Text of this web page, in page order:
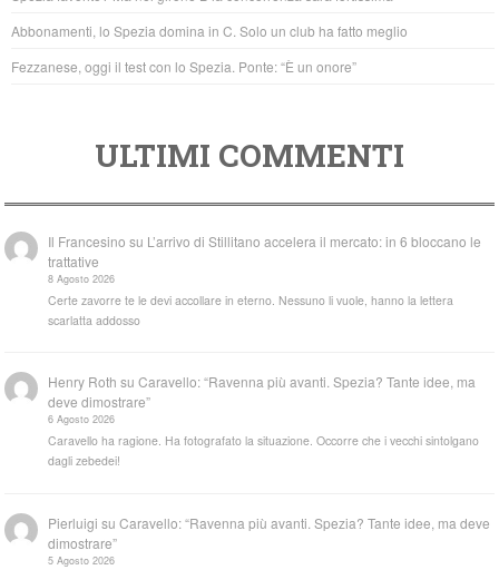
k
Abbonamenti, lo Spezia domina in C. Solo un club ha fatto meglio
Fezzanese, oggi il test con lo Spezia. Ponte: “È un onore”
ULTIMI COMMENTI
Il Francesino su L’arrivo di Stillitano accelera il mercato: in 6 bloccano le
trattative
8 Agosto 2026
Certe zavorre te le devi accollare in eterno. Nessuno li vuole, hanno la lettera
scarlatta addosso
Henry Roth suCaravello: “Ravenna più avanti. Spezia? Tante idee, ma
deve dimostrare”
6 Agosto 2026
Caravello ha ragione. Ha fotografato la situazione. Occorre che i vecchi sintolgano
dagli zebedei!
Pierluigi suCaravello: “Ravenna più avanti. Spezia? Tante idee, ma deve
dimostrare”
5 Agosto 2026